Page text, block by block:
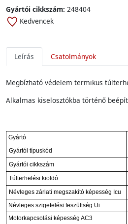
Gyártói cikkszám: 248404
Kedvencek
Leírás Csatolmányok
Megbízható védelem termikus
Alkalmas kiselosztókba történő
Gyártó
Gyártói típuskód
Gyártói cikkszám
Túlterhelési kioldó
Névleges zárlati megszakító képesség Icu
Névleges szigetelési feszültség Ui
Motorkapcsolási képesség AC3